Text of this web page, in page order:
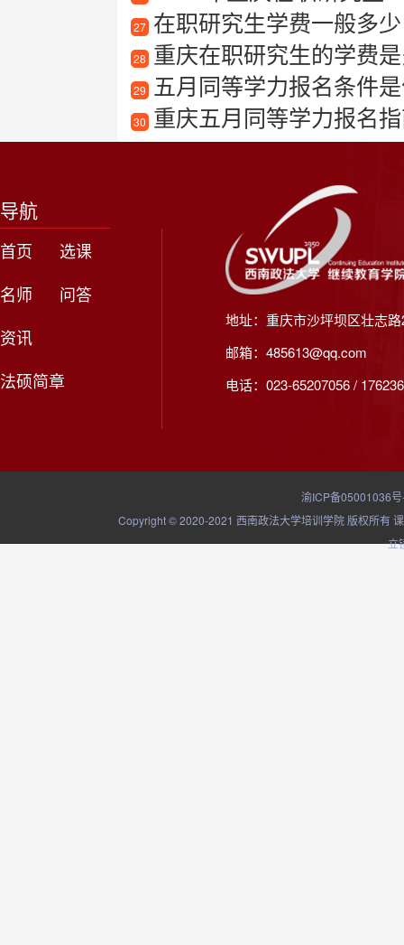
27 在职研究生学费一般多少
28 重庆在职研究生的学费
29 五月同等学力报名条件是
30 重庆五月同等学力报名
导航
首页
选课
名师
问答
资讯
法硕简章
地址：重庆市沙坪坝区壮志
邮箱：485613@qq.com
电话：023-65207056 /
渝ICP备05001036
Copyright © 2020-2021 西南政法大学培训学院 版权所有
立